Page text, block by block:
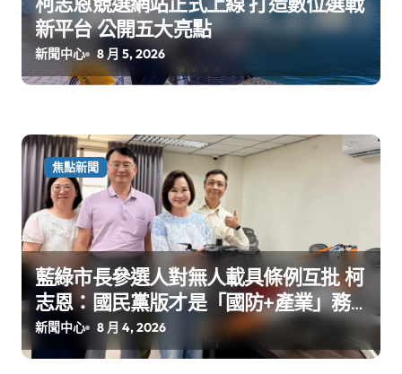
新平台 公開五大亮點
新聞中心 8 月 5, 2026
焦點新聞
藍綠市長參選人對無人載具條例互批 柯
志恩：國民黨版才是「國防+產業」務
實版
新聞中心 8 月 4, 2026